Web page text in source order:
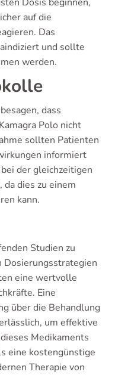
auf die
Das
und sollte
werden.
dass
Polo nicht
sollten Patienten
informiert
der gleichzeitigen
dies zu einem
kann.
Studien zu
Dosierungsstrategien
eine wertvolle
Eine
über die Behandlung
um effektive
Medikaments
eine kostengünstige
Therapie von